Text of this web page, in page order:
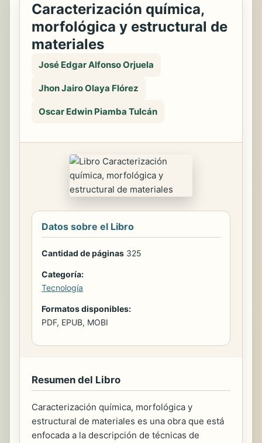
Caracterización química,
morfológica y estructural de
materiales
José Edgar Alfonso Orjuela
Jhon Jairo Olaya Flórez
Oscar Edwin Piamba Tulcán
Datos sobre el Libro
Cantidad de páginas 325
Categoría:
Tecnología
Formatos disponibles:
PDF, EPUB, MOBI
Resumen del Libro
Caracterización química, morfológica y
estructural de materiales es una obra que está
enfocada a la descripción de técnicas de